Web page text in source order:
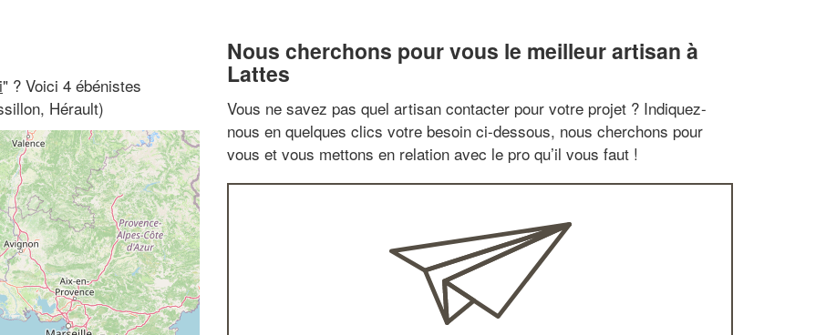
" ? Voici 4 ébénistes
Hérault)
Nous cherchons pour vous le meilleur artisan à
Lattes
Vous ne savez pas quel artisan contacter pour votre projet ? Indiquez-
nous en quelques clics votre besoin ci-dessous, nous cherchons pour
vous et vous mettons en relation avec le pro qu’il vous faut !